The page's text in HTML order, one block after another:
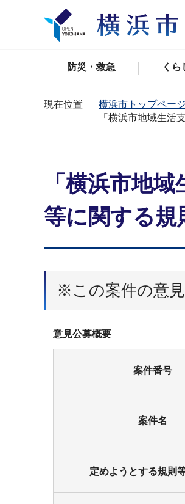
防災・救急 くら
現在位置 横浜市トップページ
「横浜市地域生活
「横浜市地
等に関する規
※この案件の意見
意見公募概要
案件番号
案件名
定めようとする規則